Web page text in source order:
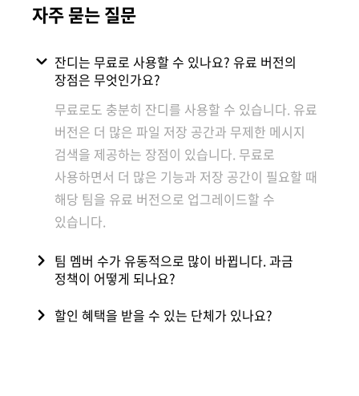
자주 묻는 질문
잔디는 무료로 사용할 수 있나요? 유료 버전의
장점은 무엇인가요?
무료로도 충분히 잔디를 사용할 수 있습니다. 유료
버전은 더 많은 파일 저장 공간과 무제한 메시지
검색을 제공하는 장점이 있습니다. 무료로
사용하면서 더 많은 기능과 저장 공간이 필요할 때
해당 팀을 유료 버전으로 업그레이드할 수
있습니다.
팀 멤버 수가 유동적으로 많이 바뀝니다. 과금
정책이 어떻게 되나요?
할인 혜택을 받을 수 있는 단체가 있나요?